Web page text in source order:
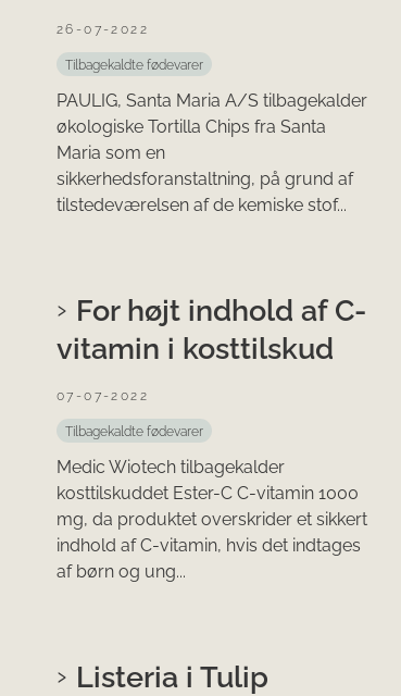
26-07-2022
Tilbagekaldte fødevarer
PAULIG, Santa Maria A/S tilbagekalder
økologiske Tortilla Chips fra Santa
Maria som en
sikkerhedsforanstaltning, på grund af
tilstedeværelsen af de kemiske stof...
For højt indhold af C-
vitamin i kosttilskud
07-07-2022
Tilbagekaldte fødevarer
Medic Wiotech tilbagekalder
kosttilskuddet Ester-C C-vitamin 1000
mg, da produktet overskrider et sikkert
indhold af C-vitamin, hvis det indtages
af børn og ung...
Listeria i Tulip